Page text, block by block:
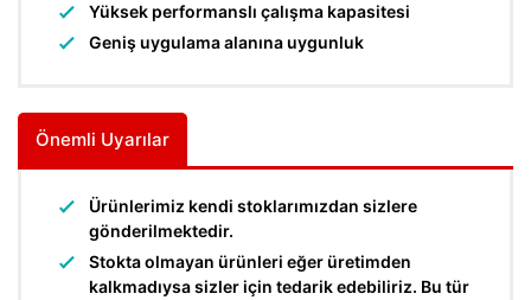
Yüksek performanslı çalışma kapasitesi
Geniş uygulama alanına uygunluk
Önemli Uyarılar
Ürünlerimiz kendi stoklarımızdan sizlere
gönderilmektedir.
Stokta olmayan ürünleri eğer üretimden
kalkmadıysa sizler için tedarik edebiliriz. Bu tür